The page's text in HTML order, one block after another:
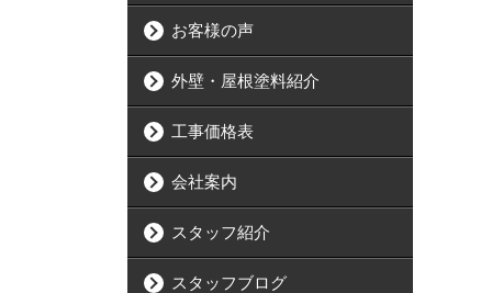
お客様の声
外壁・屋根塗料紹介
工事価格表
会社案内
スタッフ紹介
スタッフブログ